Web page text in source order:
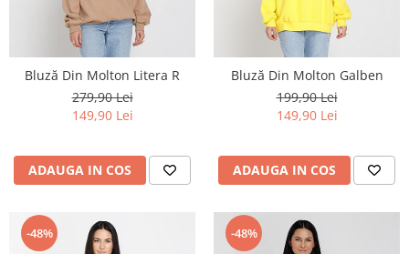
Bluză Din Molton Litera R
279,90 Lei
149,90 Lei
ADAUGA IN COS
Bluză Din Molton Galben
199,90 Lei
149,90 Lei
ADAUGA IN COS
-48% -48%